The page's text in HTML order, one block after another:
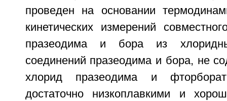
проведен на основании
кинетических измерений
празеодима и бора из
соединений празеодима и бора, не
хлорид празеодима и
достаточно низкоплавкими и